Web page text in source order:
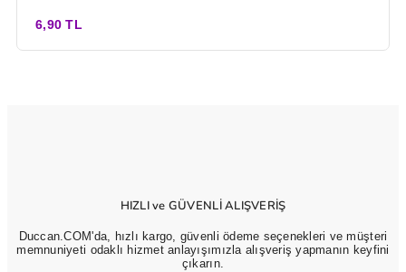
6,90 TL
HIZLI ve GÜVENLİ ALIŞVERİŞ
Duccan.COM'da, hızlı kargo, güvenli ödeme seçenekleri ve müşteri
memnuniyeti odaklı hizmet anlayışımızla alışveriş yapmanın keyfini
çıkarın.